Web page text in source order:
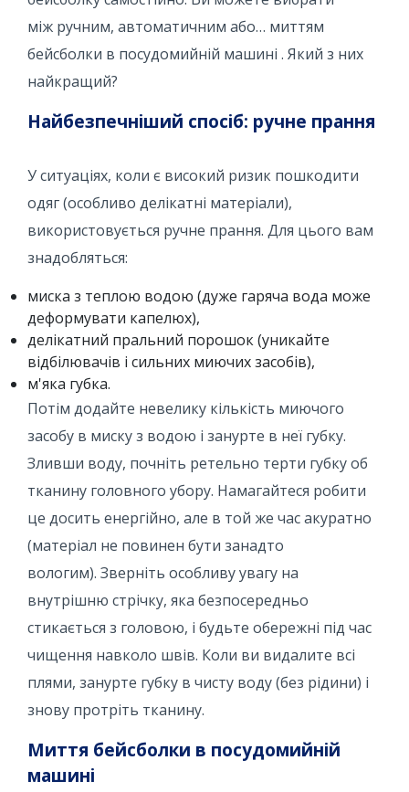
між ручним, автоматичним або… миттям
бейсболки в посудомийній машині . Який з них
найкращий?
Найбезпечніший спосіб: ручне прання
У ситуаціях, коли є високий ризик пошкодити
одяг (особливо делікатні матеріали),
використовується ручне прання. Для цього вам
знадобляться:
миска з теплою водою (дуже гаряча вода може
деформувати капелюх),
делікатний пральний порошок (уникайте
відбілювачів і сильних миючих засобів),
м'яка губка.
Потім додайте невелику кількість миючого
засобу в миску з водою і занурте в неї губку.
Зливши воду, почніть ретельно терти губку об
тканину головного убору. Намагайтеся робити
це досить енергійно, але в той же час акуратно
(матеріал не повинен бути занадто
вологим). Зверніть особливу увагу на
внутрішню стрічку, яка безпосередньо
стикається з головою, і будьте обережні під час
чищення навколо швів. Коли ви видалите всі
плями, занурте губку в чисту воду (без рідини) і
знову протріть тканину.
Миття бейсболки в посудомийній
машині